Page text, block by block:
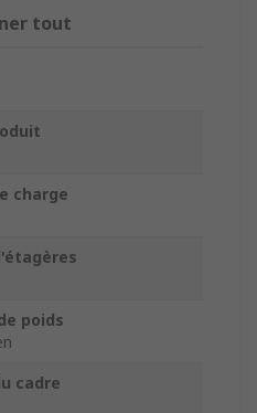
tout
charge
poids
cadre